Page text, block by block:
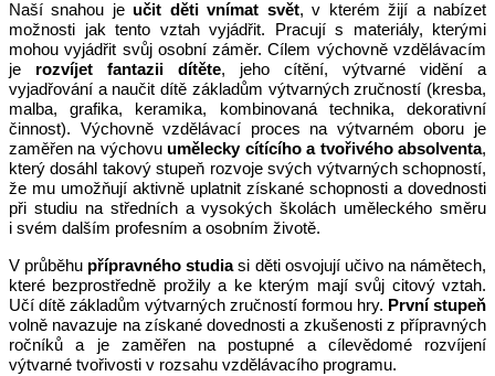
Naší snahou je učit děti vnímat svět, v kterém žijí a nabízet
možnosti jak tento vztah vyjádřit. Pracují s materiály, kterými
mohou vyjádřit svůj osobní záměr. Cílem výchovně vzdělávacím
je rozvíjet fantazii dítěte, jeho cítění, výtvarné vidění a
vyjadřování a naučit dítě základům výtvarných zručností (kresba,
malba, grafika, keramika, kombinovaná technika, dekorativní
činnost). Výchovně vzdělávací proces na výtvarném oboru je
zaměřen na výchovu umělecky cítícího a tvořivého absolventa,
který dosáhl takový stupeň rozvoje svých výtvarných schopností,
že mu umožňují aktivně uplatnit získané schopnosti a dovednosti
při studiu na středních a vysokých školách uměleckého směru
i svém dalším profesním a osobním životě.
V průběhu přípravného studiasi děti osvojují učivo na námětech,
které bezprostředně prožily a ke kterým mají svůj citový vztah.
Učí dítě základům výtvarných zručností formou hry. První stupeň
volně navazuje na získané dovednosti a zkušenosti z přípravných
ročníků a je zaměřen na postupné a cílevědomé rozvíjení
výtvarné tvořivosti v rozsahu vzdělávacího programu.